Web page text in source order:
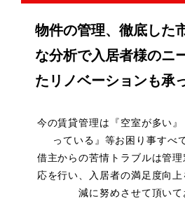
物件の管理、徹底した
な分析で入居者様のニ
たリノベーションも承
今の賃貸管理は『空室が多い
っている』等お困り事すべ
借主からの苦情トラブルは管
応を行い、入居者の満足度向
減に努めさせて頂いて